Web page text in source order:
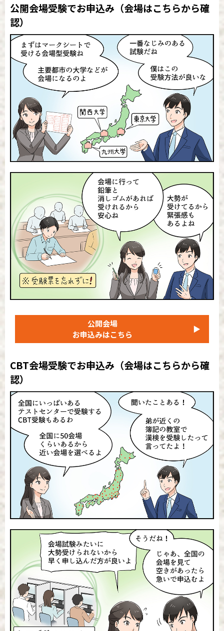
公開会場受験でお申込み （会場はこちらから確
認）
公開会場
お申込みはこちら
▶
CBT会場受験でお申込み （会場はこちらから確
認）